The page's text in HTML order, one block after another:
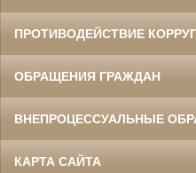
ПРОТИВОДЕЙСТВИЕ
ОБРАЩЕНИЯ ГРАЖДАН
ВНЕПРОЦЕССУАЛЬНЫЕ
КАРТА САЙТА